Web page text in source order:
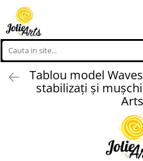
Tablouri
Tablouri cu licheni, muschi si
plante naturale stabilizate
Tablouri licheni
Proiecte personalizate
Proiecte personalizate
Logo-uri personalizate
Tablou model
stabilizați și
Arts